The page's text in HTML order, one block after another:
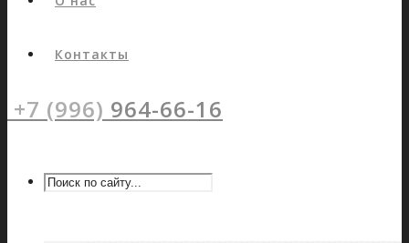
Контакты
+7 (996) 964-66-16